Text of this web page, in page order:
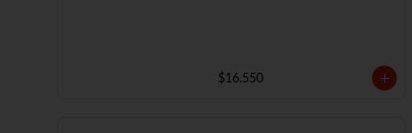
$16.550